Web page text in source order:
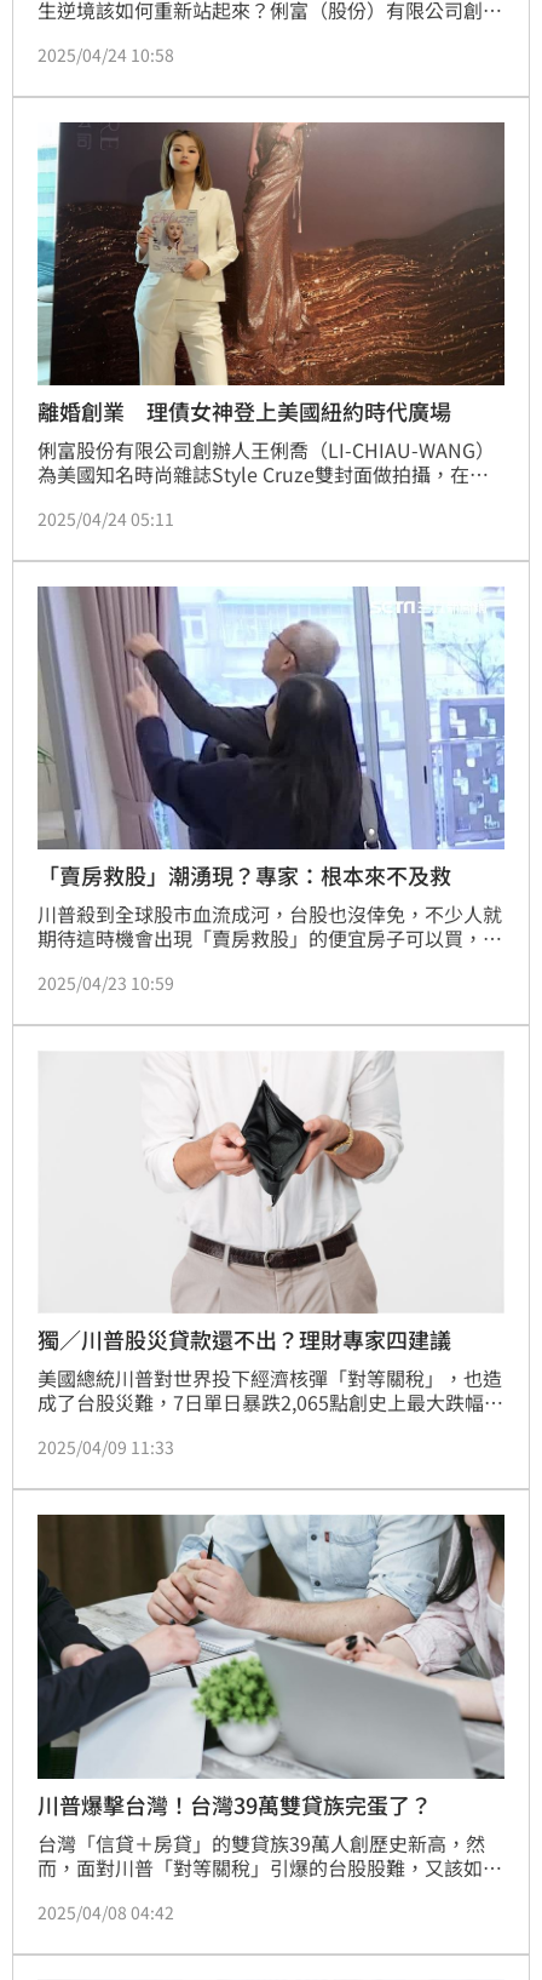
生逆境該如何重新站起來？俐富（股份）有限公司創辦
低潮的時候，面對挫折最關鍵的其實是堅持，最重要做
(陳韋帆)
2025/04/24 10:58
離婚創業 理債女神登上美國紐約時代廣場
俐富股份有限公司創辦人王俐喬（LI-CHIAU-WANG）
為美國知名時尚雜誌Style Cruze雙封面做拍攝，在美
場」，這次動用天后御用造型師黃一峯(Wind huang)
前夫共同創業10年後離婚創業,，經歷年少失婚之痛
後，淨身出戶的她揮一揮衣袖華麗轉身，再戰江湖。蔡
維歆
2025/04/24 05:11
「賣房救股」潮湧現？專家：根本來不及救
川普殺到全球股市血流成河，台股也沒倖免，不少人就
期待這時機會出現「賣房救股」的便宜房子可以買，不
但要因此見到賣房救股潮，恐怕不容易，畢竟房屋買賣
提醒他可行性太低，應儘速另尋出路。(陳韋帆)
2025/04/23 10:59
獨／川普股災貸款還不出？理財專家四建議
美國總統川普對世界投下經濟核彈「對等關稅」，也造
成了台股災難，7日單日暴跌2,065點創史上最大跌幅，
俐富股份有限公司創辦人王俐喬接受《三立新聞網》訪
道，千萬不要因為一時不如意想不開，人生還有很多美
好的事物。(陳韋帆)
2025/04/09 11:33
川普爆擊台灣！台灣39萬雙貸族完蛋了？
台灣「信貸＋房貸」的雙貸族39萬人創歷史新高，然
而，面對川普「對等關稅」引爆的台股股難，又該如何
在有不少房貸族寬限期到期，銀行不見得願意展延，又
而言，壓力將持續攀升。(陳韋帆)
2025/04/08 04:42